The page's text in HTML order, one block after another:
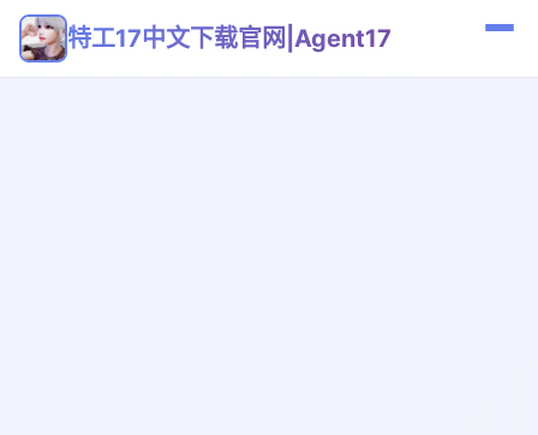
特工17中文下载官网|Agent17